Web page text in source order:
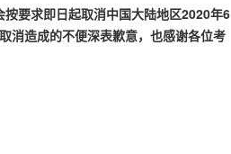
要求即日起取消中国大陆地区2020年6
消造成的不便深表歉意，也感谢各位考